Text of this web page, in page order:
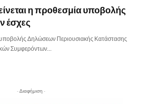
η προθεσμία υποβολής
έσχες
υποβολής Δηλώσεων Περιουσιακής Κατάστασης
Συμφερόντων…
- Διαφήμιση -